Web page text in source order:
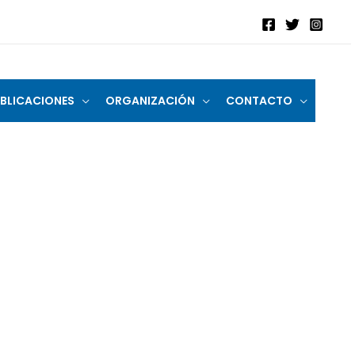
ORGANIZACIÓN CONTACTO